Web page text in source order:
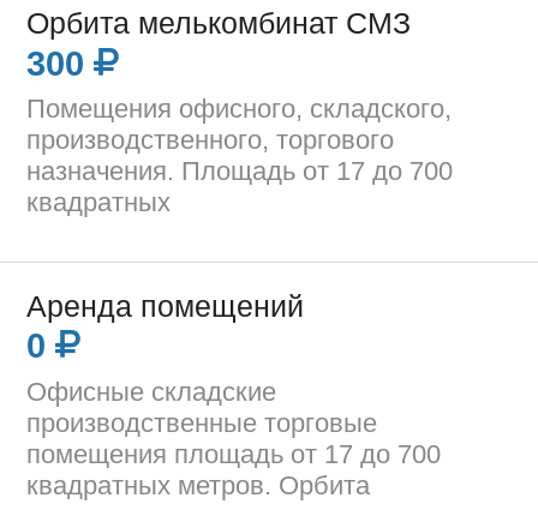
Орбита мелькомбинат СМЗ
300
Помещения офисного, складского,
производственного, торгового
назначения. Площадь от 17 до 700
квадратных
Аренда помещений
0
Офисные складские
производственные торговые
помещения площадь от 17 до 700
квадратных метров. Орбита